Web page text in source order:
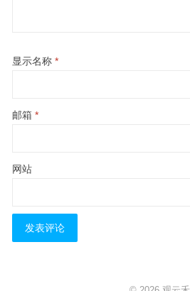
显示名称 *
邮箱 *
网站